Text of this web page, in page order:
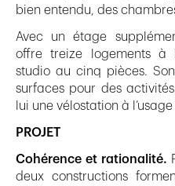
bien entendu, des
Avec un étage
offre treize logements
studio au cinq pièces.
surfaces pour des
lui une vélostation à
PROJET
Cohérence et rationalité.
deux constructions